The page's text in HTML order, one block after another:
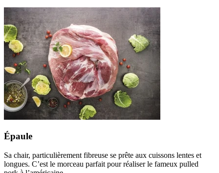
Épaule
Sa chair, particulièrement fibreuse se prête aux cuissons lentes et
longues. C’est le morceau parfait pour réaliser le fameux pulled